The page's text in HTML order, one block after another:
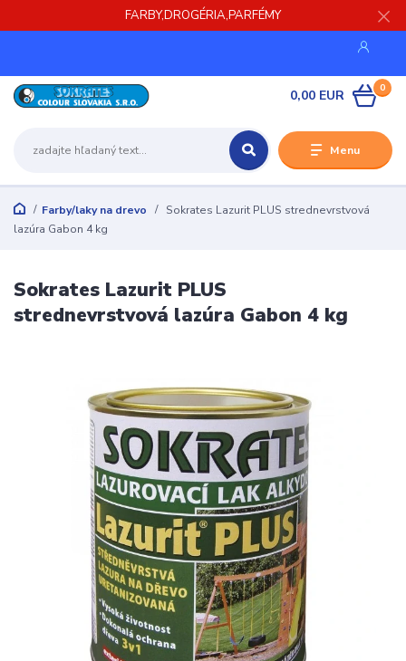
FARBY,DROGÉRIA,PARFÉMY
Menu
0
0,00 EUR
Farby/laky na drevo
Sokrates Lazurit PLUS strednevrstvová
lazúra Gabon 4 kg
Sokrates Lazurit PLUS
strednevrstvová lazúra Gabon 4 kg